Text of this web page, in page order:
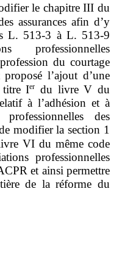
le chapitre III du
assurances afin d’y
L. 513‑3 à L. 513‑9
professionnelles
du courtage
proposé l’ajout d’une
titre Ier
du livre V du
à l’adhésion et à
professionnelles des
modifier la section 1
VI du même code
professionnelles
et ainsi permettre
de la réforme du